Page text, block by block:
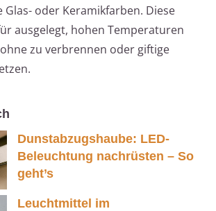
Glas- oder Keramikfarben. Diese
ausgelegt, hohen Temperaturen
zu verbrennen oder giftige
Dunstabzugshaube: LED-
Beleuchtung nachrüsten – So
geht’s
Leuchtmittel im